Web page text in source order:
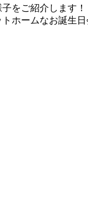
をご紹介します
ホームなお誕生